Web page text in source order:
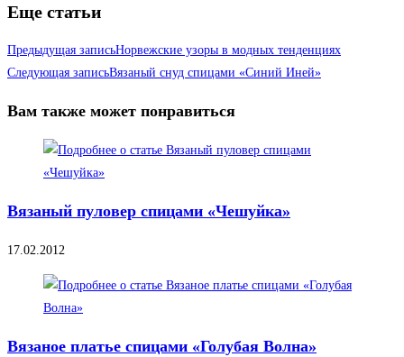
Еще статьи
Предыдущая записьНорвежские узоры в модных тенденциях
Следующая записьВязаный снуд спицами «Синий Иней»
Вам также может понравиться
Вязаный пуловер спицами «Чешуйка»
17.02.2012
Вязаное платье спицами «Голубая Волна»